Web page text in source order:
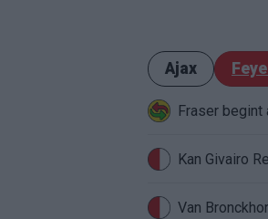
Ajax
Fraser begint
Van